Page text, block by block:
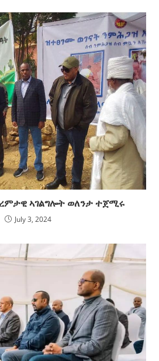
ኣገልግሎት ወለንታ ተጀሚሩ
July 3, 2024